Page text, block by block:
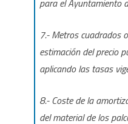
para el Ayuntamiento
7.- Metros cuadrados
estimación del precio
aplicando las tasas
8.- Coste de la
del material de los